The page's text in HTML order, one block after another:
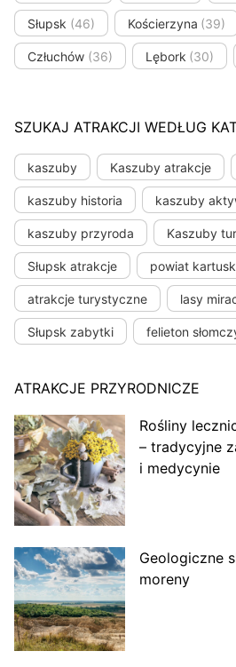
Słupsk (46) Kościerzyna (39)
Człuchów (36) Lębork (30)
SZUKAJ ATRAKCJI WEDŁUG
kaszuby Kaszuby atrakcje
kaszuby historia kaszuby
kaszuby przyroda Kaszuby
Słupsk atrakcje powiat
atrakcje turystyczne lasy
Słupsk zabytki felieton
ATRAKCJE PRZYRODNICZE
Rośliny
– tradycyjne
i medycynie
Geologiczne
moreny